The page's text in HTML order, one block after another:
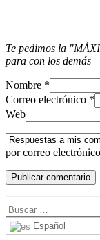
Te pedimos la
para con los demás
Nombre *
Correo electrónico *
Web
por correo
Español